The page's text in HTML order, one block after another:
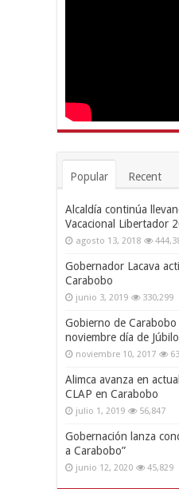
Popular Recent
Alcaldía continúa
Vacacional Libertador
agosto 13, 2018
Gobernador Lacava
Carabobo
junio 3, 2019 330,299
Gobierno de
noviembre día de
noviembre 10, 2017
Alimca avanza en
CLAP en Carabobo
julio 1, 2019 56,847
Gobernación lanza
a Carabobo”
junio 12, 2020 45,829